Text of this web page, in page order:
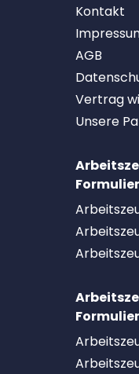
Kontakt
AGB
Vertrag
Unsere